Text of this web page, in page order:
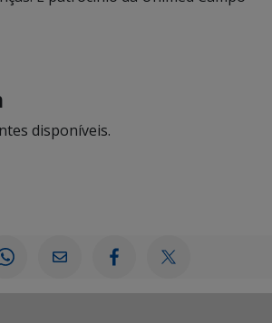
disponíveis.